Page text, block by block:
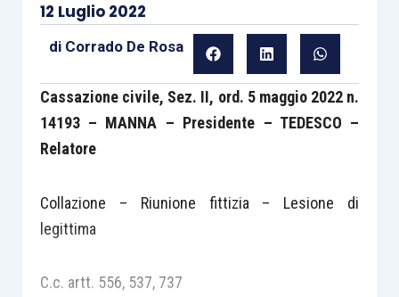
12 Luglio 2022
di Corrado De Rosa
Cassazione civile, Sez. II, ord. 5 maggio 2022 n.
14193 – MANNA – Presidente – TEDESCO –
Relatore
Collazione – Riunione fittizia – Lesione di
legittima
C.c. artt. 556, 537, 737